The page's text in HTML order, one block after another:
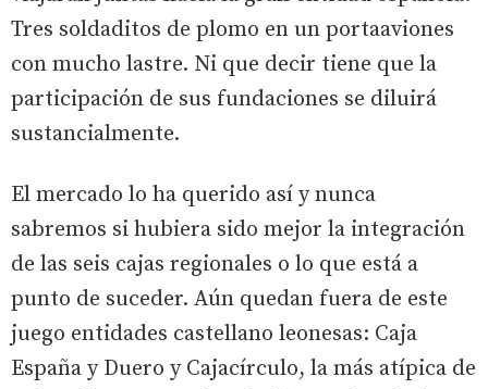
Tres soldaditos de plomo en un portaaviones
con mucho lastre. Ni que decir tiene que la
participación de sus fundaciones se diluirá
sustancialmente.
El mercado lo ha querido así y nunca
sabremos si hubiera sido mejor la integración
de las seis cajas regionales o lo que está a
punto de suceder. Aún quedan fuera de este
juego entidades castellano leonesas: Caja
España y Duero y Cajacírculo, la más atípica de